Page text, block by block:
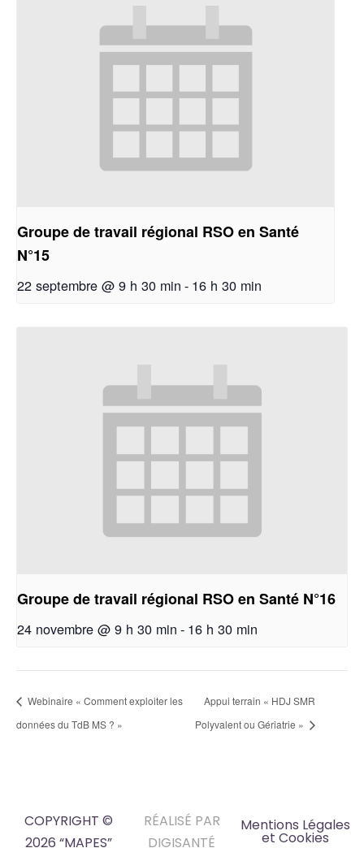
Groupe de travail régional RSO en Santé
N°15
22 septembre @ 9 h 30 min - 16 h 30 min
Groupe de travail régional RSO en Santé N°16
24 novembre @ 9 h 30 min - 16 h 30 min
Webinaire « Comment exploiter les
données du TdB MS ? »
Appui terrain « HDJ SMR
Polyvalent ou Gériatrie »
COPYRIGHT ©
2026 “MAPES”
RÉALISÉ PAR
DIGISANTÉ
Mentions Légales
et Cookies